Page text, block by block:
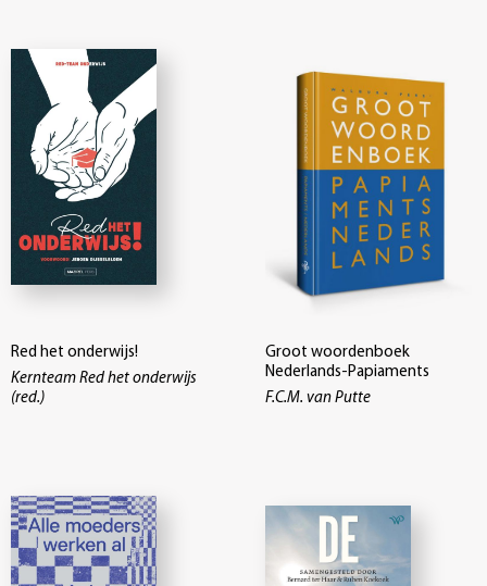
Red het onderwijs!
Kernteam Red het onderwijs
(red.)
Groot woordenboek
Nederlands-Papiaments
F.C.M. van Putte